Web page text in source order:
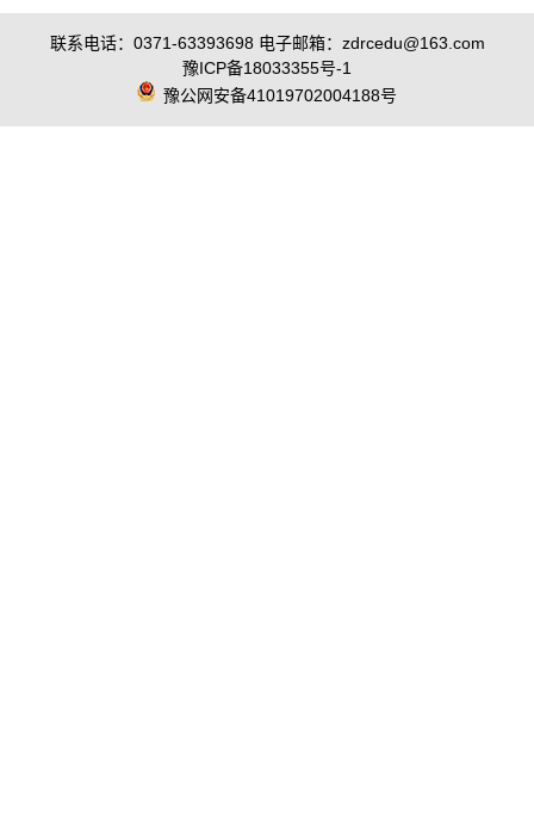
联系电话：0371-63393698 电子邮箱：zdrcedu@163.com
豫ICP备18033355号-1
豫公网安备41019702004188号